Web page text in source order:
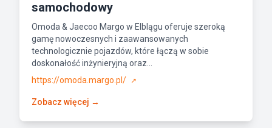
samochodowy
Omoda & Jaecoo Margo w Elblągu oferuje szeroką
gamę nowoczesnych i zaawansowanych
technologicznie pojazdów, które łączą w sobie
doskonałość inżynieryjną oraz...
https://omoda.margo.pl/
↗
Zobacz więcej →